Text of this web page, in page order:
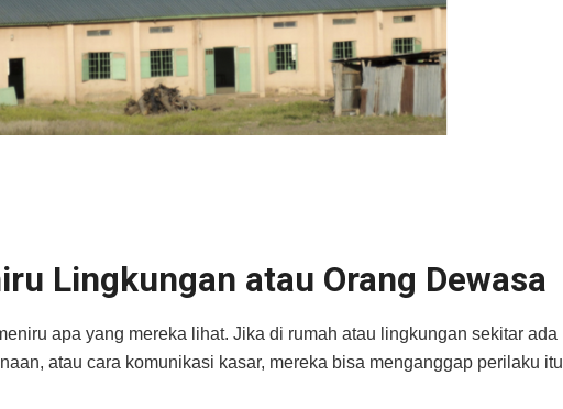
Lingkungan atau Orang Dewasa
apa yang mereka lihat. Jika di rumah atau lingkungan sekitar ada
atau cara komunikasi kasar, mereka bisa menganggap perilaku itu